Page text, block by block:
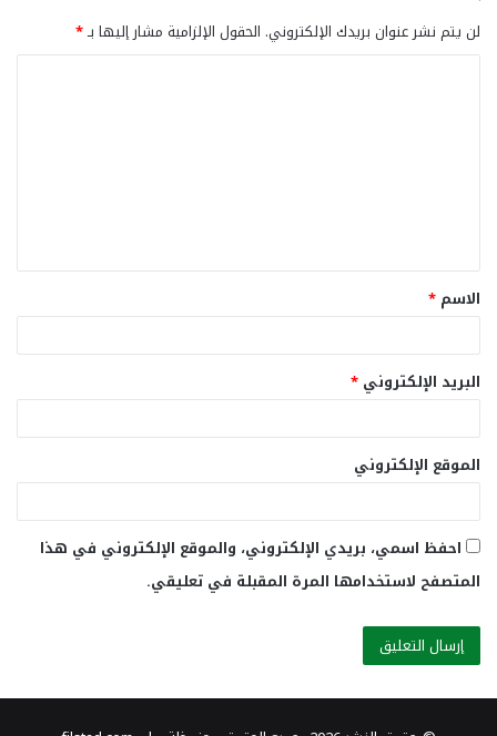
لن يتم نشر عنوان بريدك الإلكتروني. الحقول الإلزامية مشار إليها بـ*
ق
*
الاسم *
البريد الإلكتروني *
الموقع الإلكتروني
احفظ اسمي، بريدي الإلكتروني، والموقع الإلكتروني في هذا
المتصفح لاستخدامها المرة المقبلة في تعليقي.